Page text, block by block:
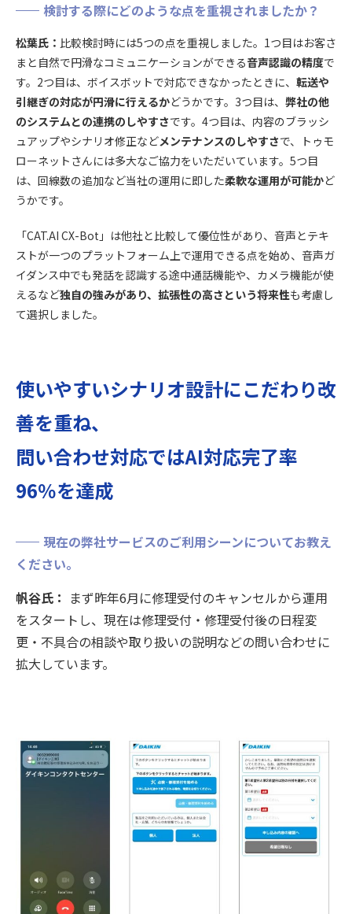
検討する際にどのような点を重視されましたか？
松葉氏： 比較検討時には5つの点を重視しました。1つ目はお客さ
まと自然で円滑なコミュニケーションができる音声認識の精度で
す。2つ目は、ボイスボットで対応できなかったときに、 転送や
引継ぎの対応が円滑に行えるかどうかです。3つ目は、 弊社の他
のシステムとの連携のしやすさです。4つ目は、内容のブラッシ
ュアップやシナリオ修正などメンテナンスのしやすさで、トゥモ
ローネットさんには多大なご協力をいただいています。5つ目
は、回線数の追加など当社の運用に即した柔軟な運用が可能かど
うかです。
「CAT.AI CX-Bot」は他社と比較して優位性があり、音声とテキ
ストが一つのプラットフォーム上で運用できる点を始め、音声ガ
イダンス中でも発話を認識する途中通話機能や、カメラ機能が使
えるなど独自の強みがあり、拡張性の高さという将来性も考慮し
て選択しました。
使いやすいシナリオ設計にこだわり改
善を重ね、
問い合わせ対応ではAI対応完了率
96％を達成
現在の弊社サービスのご利用シーンについてお教え
ください。
帆谷氏： まず昨年6月に修理受付のキャンセルから運用
をスタートし、現在は修理受付・修理受付後の日程変
更・不具合の相談や取り扱いの説明などの問い合わせに
拡大しています。